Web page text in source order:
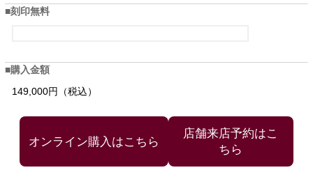
刻印無料
購入金額
149,000円（税込）
店舗来店予約はこ
ちら